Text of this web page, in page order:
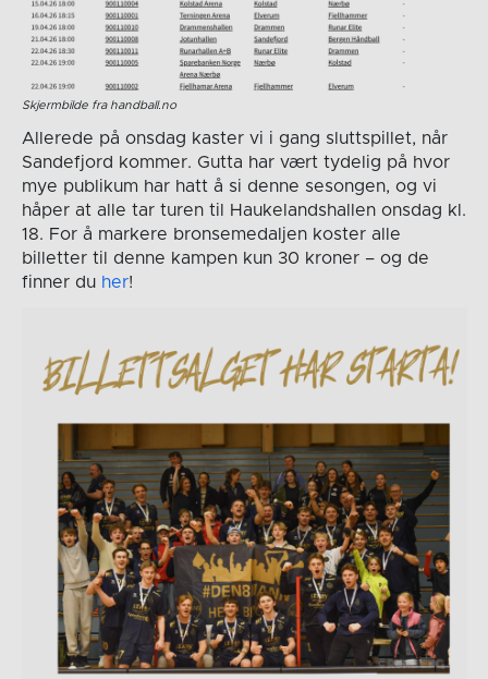
Skjermbilde fra handball.no
Allerede på onsdag kaster vi i gang sluttspillet, når
Sandefjord kommer. Gutta har vært tydelig på hvor
mye publikum har hatt å si denne sesongen, og vi
håper at alle tar turen til Haukelandshallen onsdag kl.
18. For å markere bronsemedaljen koster alle
billetter til denne kampen kun 30 kroner – og de
finner du her!